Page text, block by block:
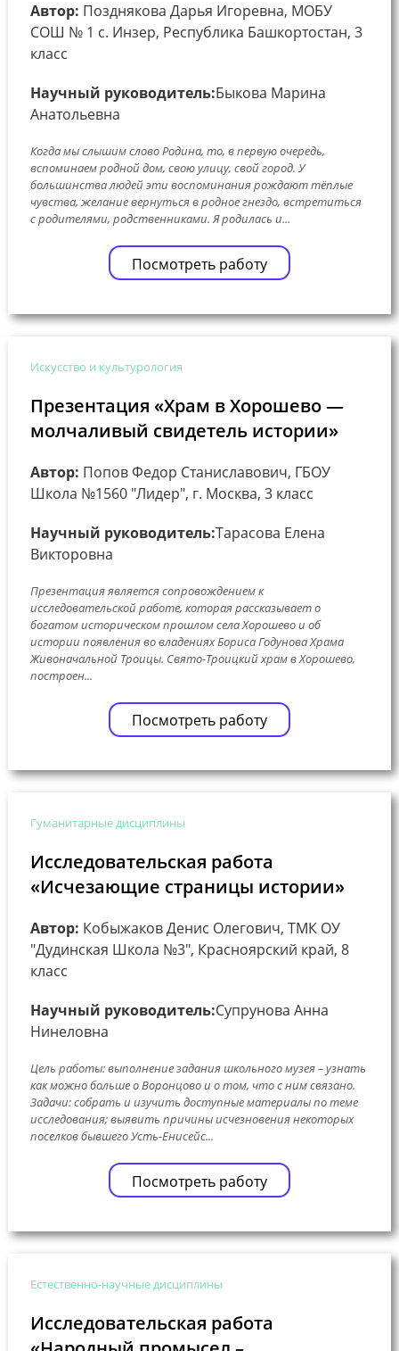
Автор: Позднякова Дарья Игоревна, МОБУ
СОШ № 1 с. Инзер, Республика Башкортостан, 3
класс
Научный руководитель:Быкова Марина
Анатольевна
Когда мы слышим слово Родина, то, в первую очередь,
вспоминаем родной дом, свою улицу, свой город. У
большинства людей эти воспоминания рождают тёплые
чувства, желание вернуться в родное гнездо, встретиться
с родителями, родственниками. Я родилась и...
Посмотреть работу
Искусство и культурология
Презентация «Храм в Хорошево —
молчаливый свидетель истории»
Автор: Попов Федор Станиславович, ГБОУ
Школа №1560 "Лидер", г. Москва, 3 класс
Научный руководитель:Тарасова Елена
Викторовна
Презентация является сопровождением к
исследовательской работе, которая рассказывает о
богатом историческом прошлом села Хорошево и об
истории появления во владениях Бориса Годунова Храма
Живоначальной Троицы. Свято-Троицкий храм в Хорошево,
построен...
Посмотреть работу
Гуманитарные дисциплины
Исследовательская работа
«Исчезающие страницы истории»
Автор: Кобыжаков Денис Олегович, ТМК ОУ
"Дудинская Школа №3", Красноярский край, 8
класс
Научный руководитель:Супрунова Анна
Нинеловна
Цель работы: выполнение задания школьного музея – узнать
как можно больше о Воронцово и о том, что с ним связано.
Задачи: собрать и изучить доступные материалы по теме
исследования; выявить причины исчезновения некоторых
поселков бывшего Усть-Енисейс...
Посмотреть работу
Естественно-научные дисциплины
Исследовательская работа